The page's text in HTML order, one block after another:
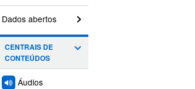
Dados abertos
CENTRAIS DE
CONTEÚDOS
Áudios